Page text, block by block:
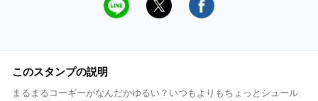
このスタンプの説明
まるまるコーギーがなんだかゆるい？いつもよりもちょっとシュール